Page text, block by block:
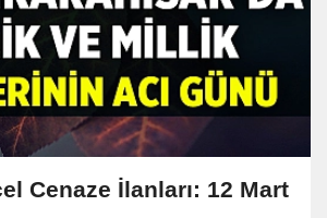
Cenaze İlanları: 12 Mart